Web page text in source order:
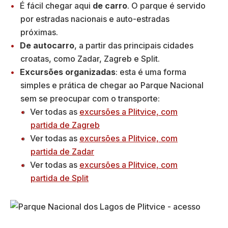
É fácil chegar aqui de carro. O parque é servido
por estradas nacionais e auto-estradas
próximas.
De autocarro, a partir das principais cidades
croatas, como Zadar, Zagreb e Split.
Excursões organizadas: esta é uma forma
simples e prática de chegar ao Parque Nacional
sem se preocupar com o transporte:
Ver todas as excursões a Plitvice, com
partida de Zagreb
Ver todas as excursões a Plitvice, com
partida de Zadar
Ver todas as excursões a Plitvice, com
partida de Split